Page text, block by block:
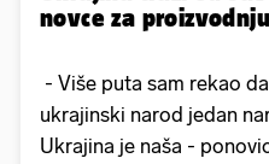
novce za
- Više puta sam rekao
ukrajinski narod jedan
Ukrajina je naša -